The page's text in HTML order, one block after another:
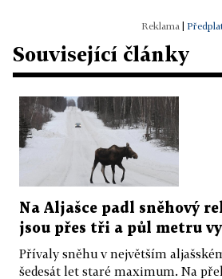
Související články
Na Aljašce padl sněhový
jsou přes tři a půl metru
Přívaly sněhu v největším
šedesát let staré maximum. Na